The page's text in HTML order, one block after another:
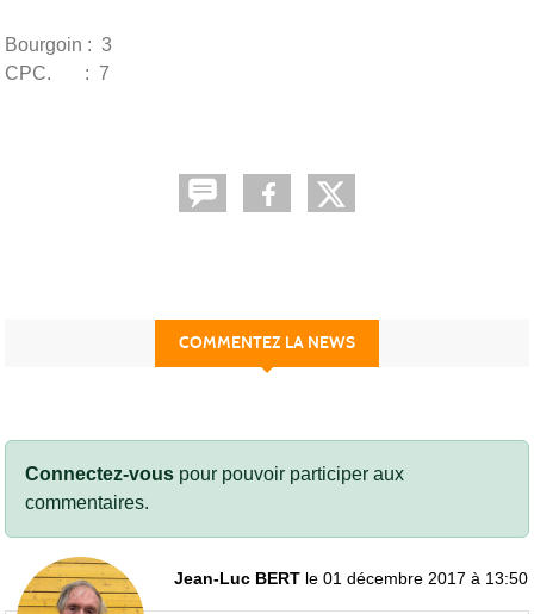
Bourgoin : 3
CPC. : 7
COMMENTEZ LA NEWS
Connectez-vous pour pouvoir participer aux
commentaires.
Jean-Luc BERT le 01 décembre 2017 à 13:50